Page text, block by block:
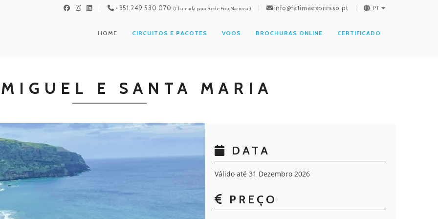
+351 249 530 070 (Chamada para Rede Fixa Nacional) info@fatimaexpresso.pt PT
HOME CIRCUITOS E PACOTES VOOS BROCHURAS ONLINE CERTIFICADO
E SANTA MARIA
DATA
Válido até 31 Dezembro 2026
PREÇO